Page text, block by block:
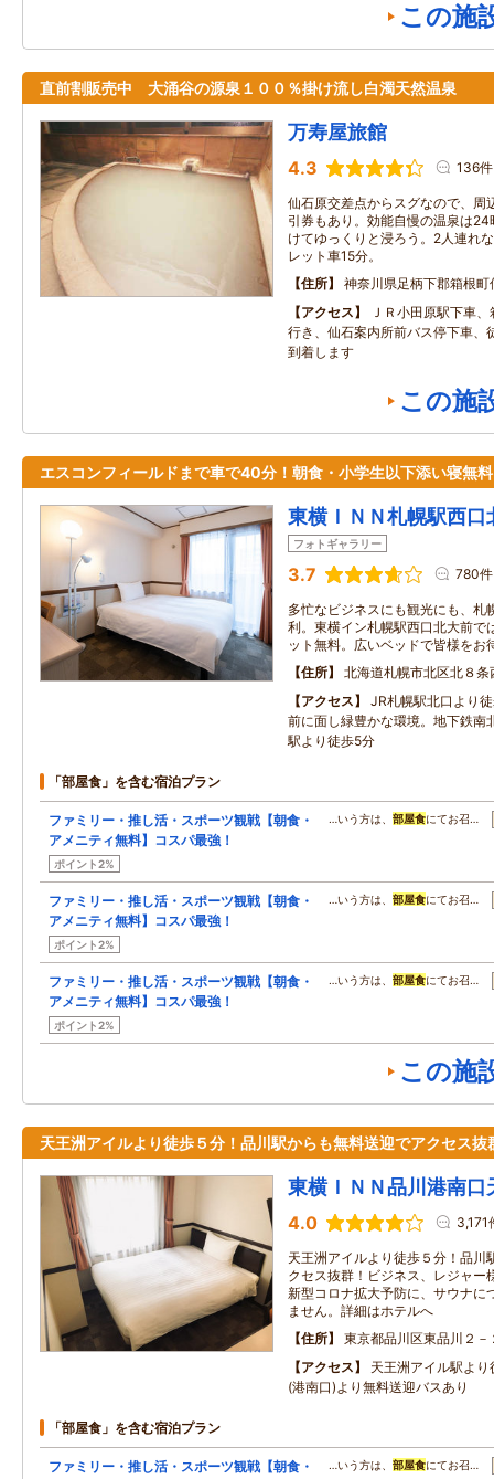
この施
直前割販売中 大涌谷の源泉１００％掛け流し白濁天然温泉
万寿屋旅館
4.3 136件
仙石原交差点からスグなので、周
引券もあり。効能自慢の温泉は
けてゆっくりと浸ろう。2人連れ
レット車15分。
住所
神奈川県足柄下郡箱根
アクセス
ＪＲ小田原駅下車
行き、仙石案内所前バス停下車、
到着します
この施
エスコンフィールドまで車で40分！朝食・小学生以下添い寝無料
東横ＩＮＮ札幌駅西口
フォトギャラリー
3.7 780件
多忙なビジネスにも観光にも、札
利。東横イン札幌駅西口北大前で
ット無料。広いベッドで皆様をお
住所
北海道札幌市北区北８
アクセス
JR札幌駅北口より
前に面し緑豊かな環境。地下鉄南
駅より徒歩5分
「部屋食」を含む宿泊プラン
ファミリー・推し活・スポーツ観戦【朝食・
アメニティ無料】コスパ最強！
ポイント2%
…いう方は、 部屋食にてお召…
ファミリー・推し活・スポーツ観戦【朝食・
アメニティ無料】コスパ最強！
ポイント2%
…いう方は、 部屋食にてお召…
ファミリー・推し活・スポーツ観戦【朝食・
アメニティ無料】コスパ最強！
ポイント2%
…いう方は、 部屋食にてお召…
この施
天王洲アイルより徒歩５分！品川駅からも無料送迎でアクセス抜
東横ＩＮＮ品川港南口
4.0 3,171
天王洲アイルより徒歩５分！品川
クセス抜群！ビジネス、レジャー
新型コロナ拡大予防に、サウナに
ません。詳細はホテルへ
住所
東京都品川区東品川２－
アクセス
天王洲アイル駅よ
(港南口)より無料送迎バスあり
「部屋食」を含む宿泊プラン
ファミリー・推し活・スポーツ観戦【朝食・
…いう方は、 部屋食にてお召…